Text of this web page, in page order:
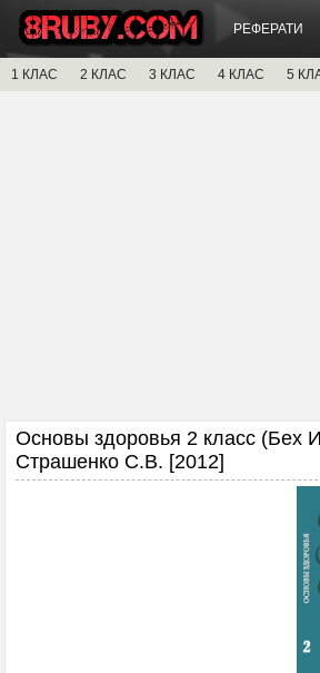
РЕФЕРАТИ
1 КЛАС 2 КЛАС 3 КЛАС 4 КЛАС 5
Основы здоровья 2 класс (Бех
Страшенко С.В. [2012]